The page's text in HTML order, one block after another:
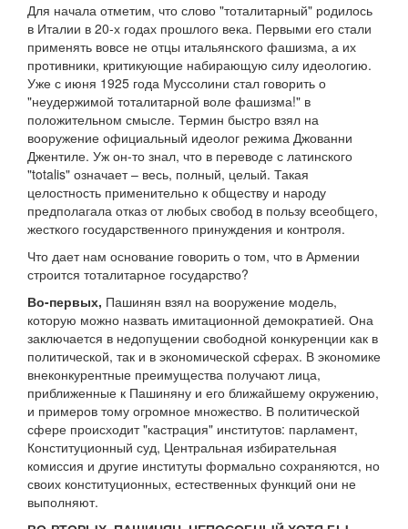
Для начала отметим, что слово "тоталитарный" родилось
в Италии в 20-х годах прошлого века. Первыми его стали
применять вовсе не отцы итальянского фашизма, а их
противники, критикующие набирающую силу идеологию.
Уже с июня 1925 года Муссолини стал говорить о
"неудержимой тоталитарной воле фашизма!" в
положительном смысле. Термин быстро взял на
вооружение официальный идеолог режима Джованни
Джентиле. Уж он-то знал, что в переводе с латинского
"totalis" означает – весь, полный, целый. Такая
целостность применительно к обществу и народу
предполагала отказ от любых свобод в пользу всеобщего,
жесткого государственного принуждения и контроля.
Что дает нам основание говорить о том, что в Армении
строится тоталитарное государство?
Во-первых, Пашинян взял на вооружение модель,
которую можно назвать имитационной демократией. Она
заключается в недопущении свободной конкуренции как в
политической, так и в экономической сферах. В экономике
внеконкурентные преимущества получают лица,
приближенные к Пашиняну и его ближайшему окружению,
и примеров тому огромное множество. В политической
сфере происходит "кастрация" институтов: парламент,
Конституционный суд, Центральная избирательная
комиссия и другие институты формально сохраняются, но
своих конституционных, естественных функций они не
выполняют.